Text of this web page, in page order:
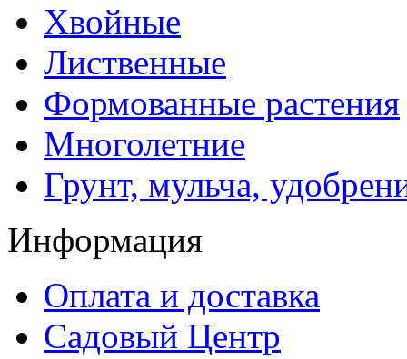
Хвойные
Лиственные
Формованные растения
Многолетние
Грунт, мульча,
Информация
Оплата и доставка
Садовый Центр